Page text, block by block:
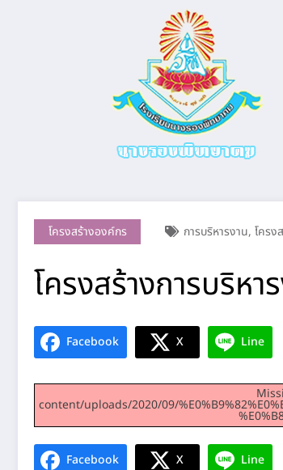
โครงสร้างองค์กร การบริหารงาน, โครง
โครงสร้างการบริห
Facebook X Line
content/uploads/2020/09/
Facebook X Line